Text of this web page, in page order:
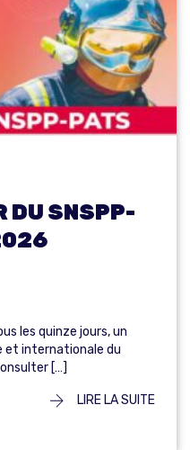
DU SNSPP-
les quinze jours, un
et internationale du
[…]
LIRE LA SUITE